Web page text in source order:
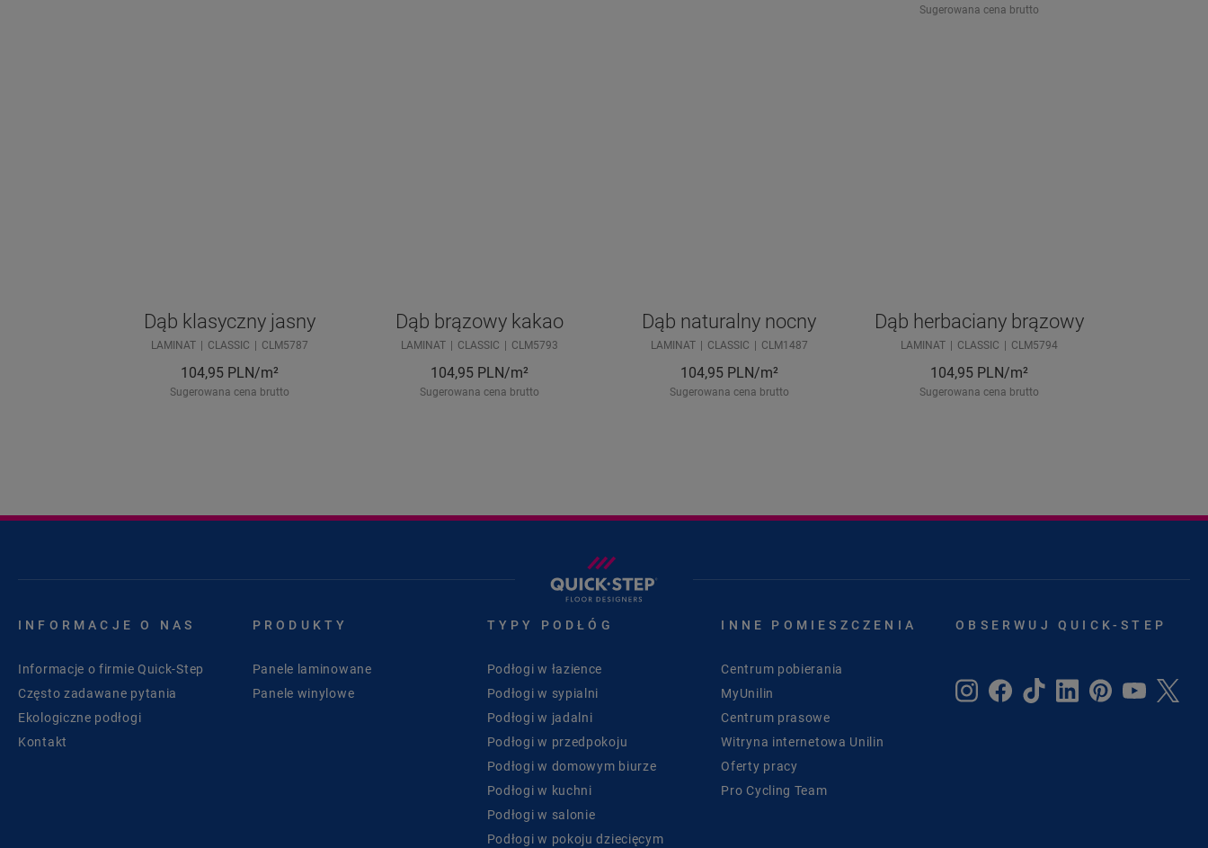
Sugerowana cena brutto
Dąb klasyczny jasny
LAMINAT CLASSIC CLM5787
104,95 PLN/m²
Sugerowana cena brutto
Dąb brązowy kakao
LAMINAT CLASSIC CLM5793
104,95 PLN/m²
Sugerowana cena brutto
Dąb naturalny nocny
LAMINAT CLASSIC CLM1487
104,95 PLN/m²
Sugerowana cena brutto
Dąb herbaciany brązowy
LAMINAT CLASSIC CLM5794
104,95 PLN/m²
Sugerowana cena brutto
INFORMACJE O NAS
Informacje o firmie Quick-Step
Często zadawane pytania
Ekologiczne podłogi
Kontakt
PRODUKTY
Panele laminowane
Panele winylowe
TYPY PODŁÓG
Podłogi w łazience
Podłogi w sypialni
Podłogi w jadalni
Podłogi w przedpokoju
Podłogi w domowym biurze
Podłogi w kuchni
Podłogi w salonie
Podłogi w pokoju dziecięcym
INNE POMIESZCZENIA
Centrum pobierania
MyUnilin
Centrum prasowe
Witryna internetowa Unilin
Oferty pracy
Pro Cycling Team
OBSERWUJ QUICK-STEP